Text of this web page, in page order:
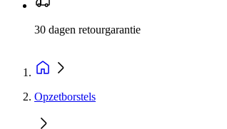
30 dagen retourgarantie
Opzetborstels